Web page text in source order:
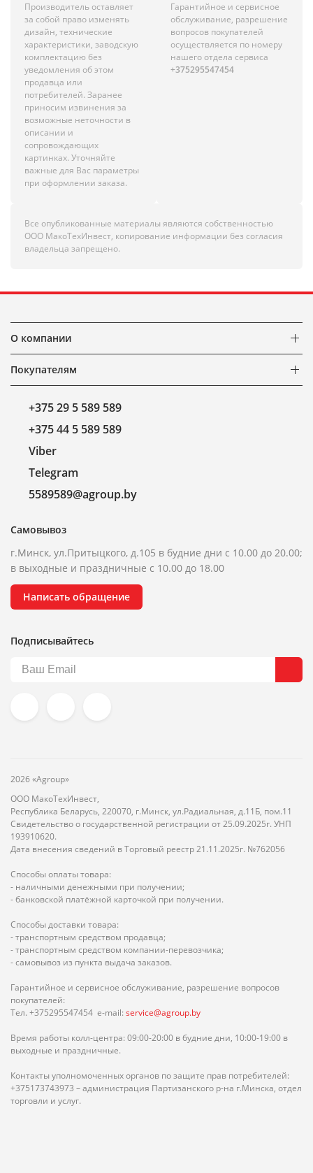
Производитель оставляет
за собой право изменять
дизайн, технические
характеристики, заводскую
комплектацию без
уведомления об этом
продавца или
потребителей. Заранее
приносим извинения за
возможные неточности в
описании и
сопровождающих
картинках. Уточняйте
важные для Вас параметры
при оформлении заказа.
Гарантийное и сервисное
обслуживание, разрешение
вопросов покупателей
осуществляется по номеру
нашего отдела сервиса
+375295547454
Все опубликованные материалы являются собственностью
ООО МакоТехИнвест, копирование информации без согласия
владельца запрещено.
О компании
Покупателям
+375 29 5 589 589
+375 44 5 589 589
Viber
Telegram
5589589@agroup.by
Самовывоз
г.Минск, ул.Притыцкого, д.105 в будние дни с 10.00 до 20.00;
в выходные и праздничные с 10.00 до 18.00
Написать обращение
Подписывайтесь
2026 «Agroup»
ООО МакоТехИнвест,
Республика Беларусь, 220070, г.Минск, ул.Радиальная, д.11Б, пом.11
Свидетельство о государственной регистрации от 25.09.2025г. УНП
193910620.
Дата внесения сведений в Торговый реестр 21.11.2025г. №762056
Способы оплаты товара:
- наличными денежными при получении;
- банковской платёжной карточкой при получении.
Способы доставки товара:
- транспортным средством продавца;
- транспортным средством компании-перевозчика;
- самовывоз из пункта выдача заказов.
Гарантийное и сервисное обслуживание, разрешение вопросов
покупателей:
Тел. +375295547454 e-mail: service@agroup.by
Время работы колл-центра: 09:00-20:00 в будние дни, 10:00-19:00 в
выходные и праздничные.
Контакты уполномоченных органов по защите прав потребителей:
+375173743973 – администрация Партизанского р-на г.Минска, отдел
торговли и услуг.